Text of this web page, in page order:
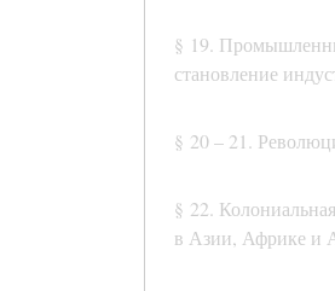
§ 19.
становление
§ 20 – 21.
§ 22.
в Азии, Африке и